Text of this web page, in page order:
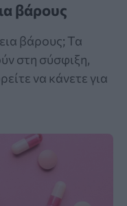
βάρους
βάρους; Τα
στη σύσφιξη,
να κάνετε για